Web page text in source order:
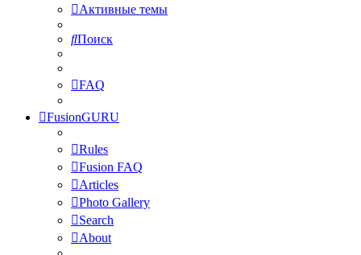
Активные темы
Поиск
FAQ
FusionGURU
Rules
Fusion FAQ
Articles
Photo Gallery
Search
About